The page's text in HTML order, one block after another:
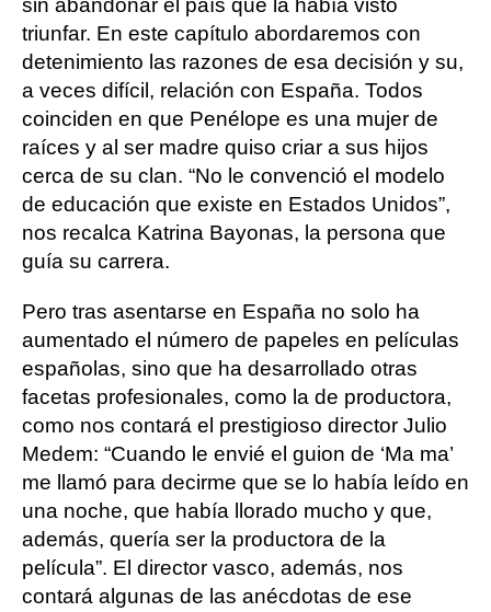
sin abandonar el país que la había visto
triunfar. En este capítulo abordaremos con
detenimiento las razones de esa decisión y su,
a veces difícil, relación con España. Todos
coinciden en que Penélope es una mujer de
raíces y al ser madre quiso criar a sus hijos
cerca de su clan. “No le convenció el modelo
de educación que existe en Estados Unidos”,
nos recalca Katrina Bayonas, la persona que
guía su carrera.
Pero tras asentarse en España no solo ha
aumentado el número de papeles en películas
españolas, sino que ha desarrollado otras
facetas profesionales, como la de productora,
como nos contará el prestigioso director Julio
Medem: “Cuando le envié el guion de ‘Ma ma’
me llamó para decirme que se lo había leído en
una noche, que había llorado mucho y que,
además, quería ser la productora de la
película”. El director vasco, además, nos
contará algunas de las anécdotas de ese